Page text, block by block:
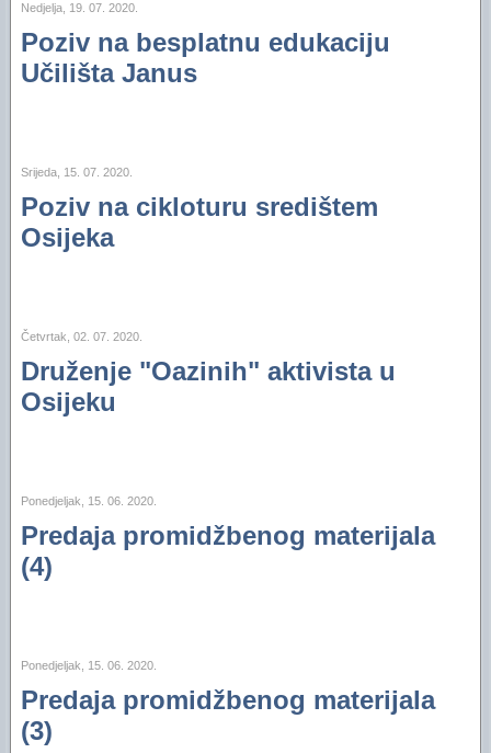
Nedjelja, 19. 07. 2020.
Poziv na besplatnu edukaciju
Učilišta Janus
Srijeda, 15. 07. 2020.
Poziv na cikloturu središtem
Osijeka
Četvrtak, 02. 07. 2020.
Druženje "Oazinih" aktivista u
Osijeku
Ponedjeljak, 15. 06. 2020.
Predaja promidžbenog materijala
(4)
Ponedjeljak, 15. 06. 2020.
Predaja promidžbenog materijala
(3)